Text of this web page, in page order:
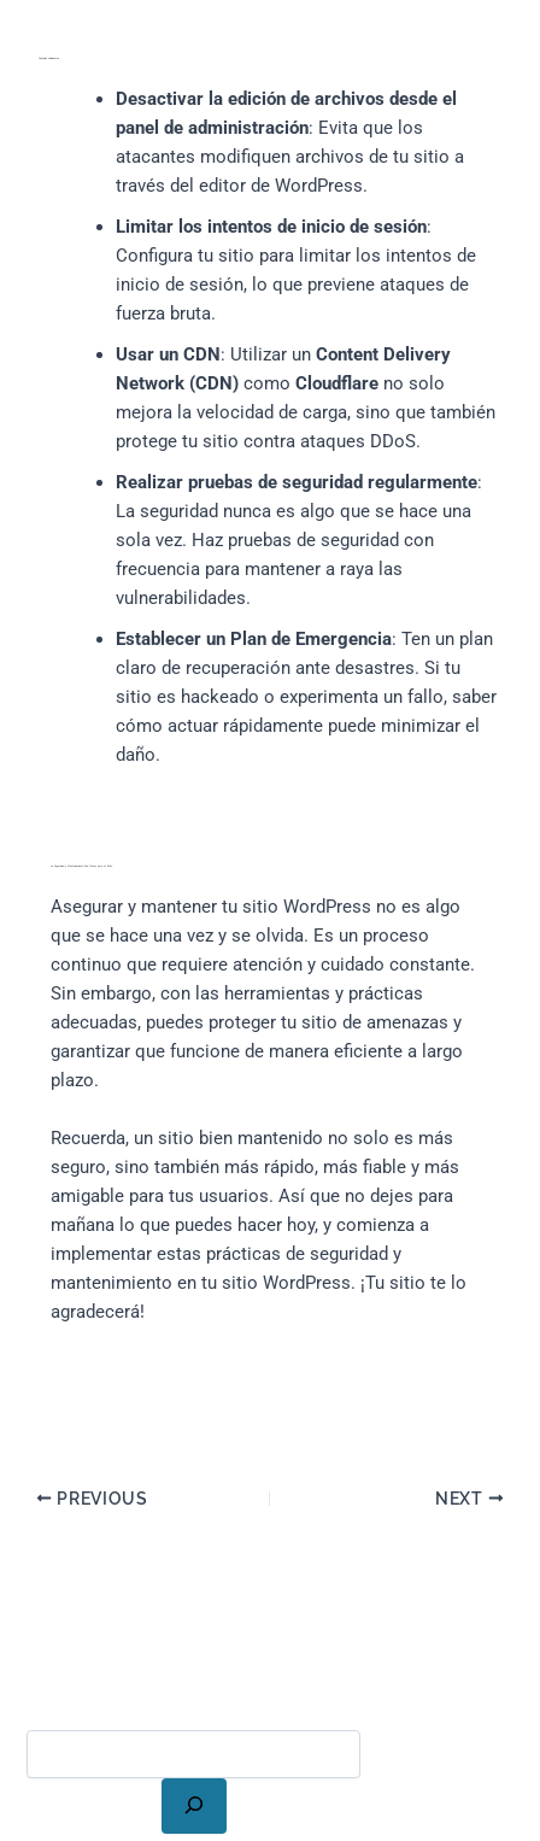
Consejos Adicionales
Desactivar la edición de archivos desde el
panel de administración: Evita que los
atacantes modifiquen archivos de tu sitio a
través del editor de WordPress.
Limitar los intentos de inicio de sesión:
Configura tu sitio para limitar los intentos de
inicio de sesión, lo que previene ataques de
fuerza bruta.
Usar un CDN: Utilizar unContent Delivery
Network (CDN) comoCloudflare no solo
mejora la velocidad de carga, sino que también
protege tu sitio contra ataques DDoS.
Realizar pruebas de seguridad regularmente:
La seguridad nunca es algo que se hace una
sola vez. Haz pruebas de seguridad con
frecuencia para mantener a raya las
vulnerabilidades.
Establecer un Plan de Emergencia: Ten un plan
claro de recuperación ante desastres. Si tu
sitio es hackeado o experimenta un fallo, saber
cómo actuar rápidamente puede minimizar el
daño.
La Seguridad y Mantenimiento Son Claves para el Éxito
Asegurar y mantener tu sitio WordPress no es algo
que se hace una vez y se olvida. Es un proceso
continuo que requiere atención y cuidado constante.
Sin embargo, con las herramientas y prácticas
adecuadas, puedes proteger tu sitio de amenazas y
garantizar que funcione de manera eficiente a largo
plazo.
Recuerda, un sitio bien mantenido no solo es más
seguro, sino también más rápido, más fiable y más
amigable para tus usuarios. Así que no dejes para
mañana lo que puedes hacer hoy, y comienza a
implementar estas prácticas de seguridad y
mantenimiento en tu sitio WordPress. ¡Tu sitio te lo
agradecerá!
PREVIOUS NEXT